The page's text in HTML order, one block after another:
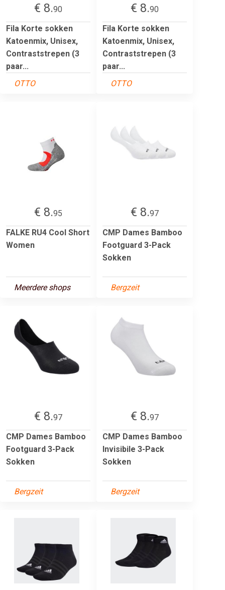
€ 8.90
Fila Korte sokken
Katoenmix, Unisex,
Contraststrepen (3
paar...
OTTO
€ 8.90
Fila Korte sokken
Katoenmix, Unisex,
Contraststrepen (3
paar...
OTTO
€ 8.95
FALKE RU4 Cool Short
Women
Meerdere shops
€ 8.97
CMP Dames Bamboo
Footguard 3-Pack
Sokken
Bergzeit
€ 8.97
CMP Dames Bamboo
Footguard 3-Pack
Sokken
Bergzeit
€ 8.97
CMP Dames Bamboo
Invisibile 3-Pack
Sokken
Bergzeit